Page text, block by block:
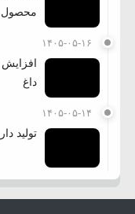
محصول
۱۴۰۵-۰۵-۱۶
داغ
۱۴۰۵-۰۵-۱۴
تولید